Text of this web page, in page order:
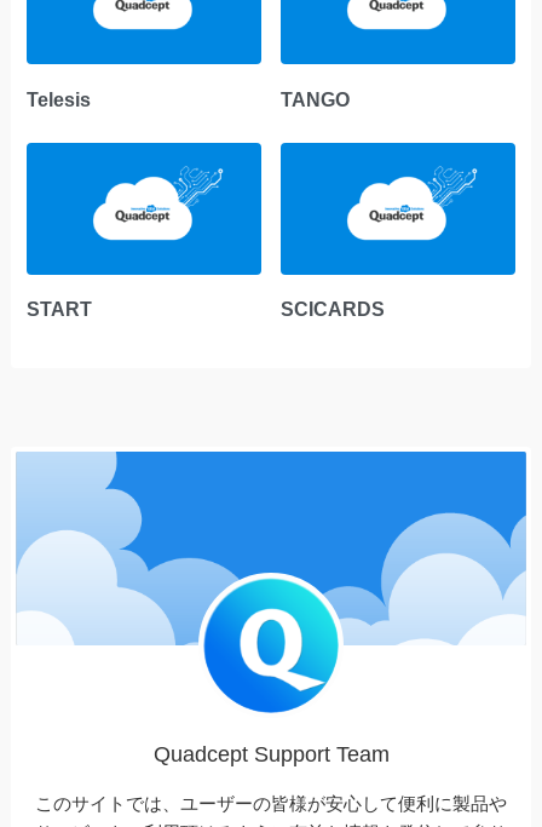
Telesis TANGO
START SCICARDS
Quadcept Support Team
このサイトでは、ユーザーの皆様が安心して便利に製品や